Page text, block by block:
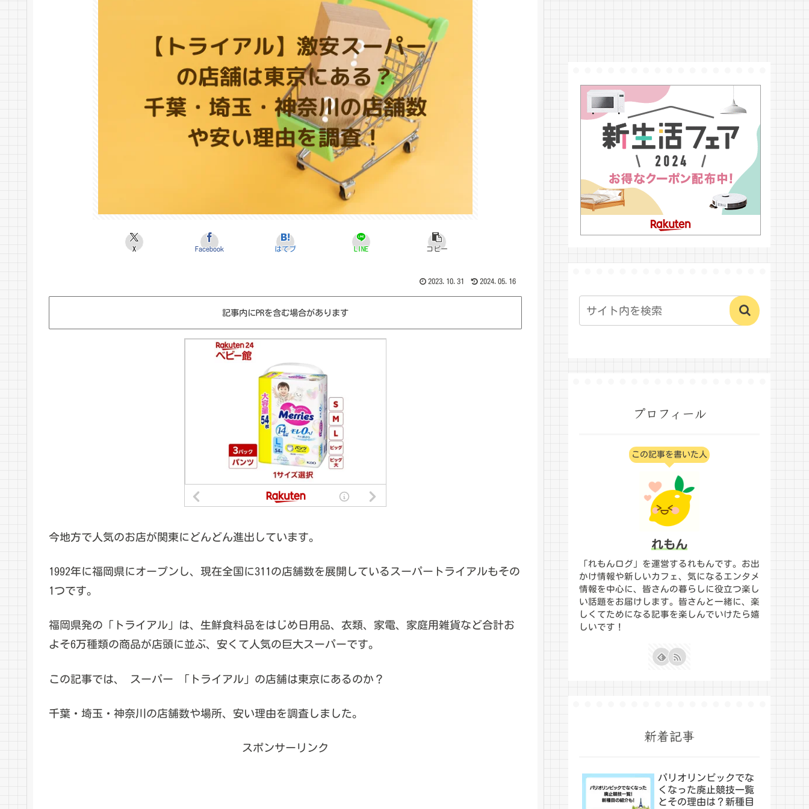
X Facebook はてブ LINE コピー
2023.10.31 2024.05.16
記事内にPRを含む場合があります
今地方で人気のお店が関東にどんどん進出しています。
1992年に福岡県にオープンし、現在全国に311の店舗数を展開しているスーパートライアルもその
1つです。
福岡県発の「トライアル」は、生鮮食料品をはじめ日用品、衣類、家電、家庭用雑貨など合計お
よそ6万種類の商品が店頭に並ぶ、安くて人気の巨大スーパーです。
この記事では、 スーパー 「トライアル」の店舗は東京にあるのか？
千葉・埼玉・神奈川の店舗数や場所、安い理由を調査しました。
スポンサーリンク
プロフィール
この記事を書いた人
れもん
「れもんログ」を運営するれもんです。お出
かけ情報や新しいカフェ、気になるエンタメ
情報を中心に、皆さんの暮らしに役立つ楽し
い話題をお届けします。皆さんと一緒に、楽
しくてためになる記事を楽しんでいけたら嬉
しいです！
新着記事
パリオリンピックでな
くなった廃止競技一覧
とその理由は？新種目